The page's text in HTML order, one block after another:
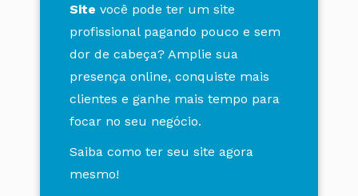
Site você pode ter um site
profissional pagando pouco e sem
dor de cabeça? Amplie sua
presença online, conquiste mais
clientes e ganhe mais tempo para
focar no seu negócio.
Saiba como ter seu site agora
mesmo!